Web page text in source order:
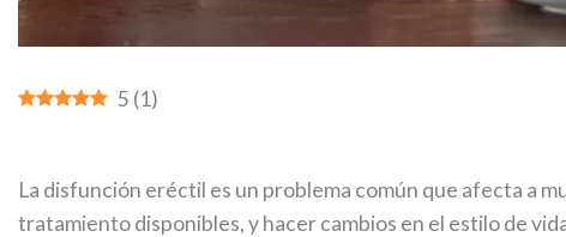
5 (1)
La disfunción eréctil es un problema común que afecta a
tratamiento disponibles, y hacer cambios en el estilo de